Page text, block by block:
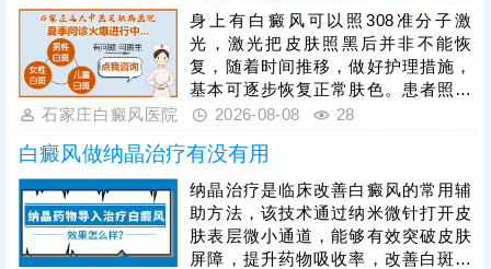
能快速激活黑色素细胞，更适配早期
白癜风的治疗需求。患者进行308激
光治疗时，需严格遵循医嘱把控照射
剂量，坚持照射治疗，不可随意中
断，避免影响复色效果。
身上有白癜风可以照308准分子激
光，激光把皮肤照黑后并非不能恢
复，随着时间推移，做好护理措施，
基本可逐步恢复正常肤色。患者照光
治白癜风还需确定合适的频率，持之
转。照光期间需要定期复查，评估疗
效，分析病情变化特征，适当的对治
疗方案进行调整，使治疗持续贴合病
情，循序渐进消灭白斑。
石家庄白癜风医院 2026-08-08 28
白癜风做纳晶治疗有没有用
纳晶治疗是临床改善白癜风的常用辅
助方法，该技术通过纳米微针打开皮
肤表层微小通道，能够有效突破皮肤
屏障，提升药物吸收率，改善白斑部